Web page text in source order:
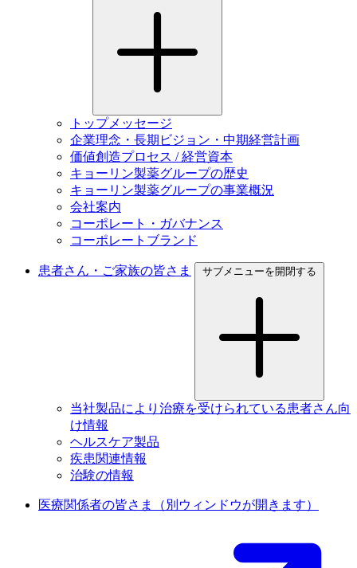
トップメッセージ
企業理念・長期ビジョン・中期経営計画
価値創造プロセス / 経営資本
キョーリン製薬グループの歴史
キョーリン製薬グループの事業概況
会社案内
コーポレート・ガバナンス
コーポレートブランド
患者さん・ご家族の皆さま サブメニューを開閉する
当社製品により治療を受けられている患者さん向
け情報
ヘルスケア製品
疾患関連情報
治験の情報
医療関係者の皆さま （別ウィンドウが開きます）